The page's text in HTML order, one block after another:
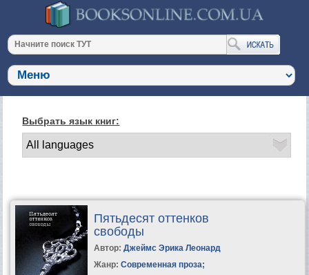
Выбрать язык книг:
Пятьдесят оттенков
свободы
Автор: Джеймс Эрика Леонард
Жанр: Современная проза;